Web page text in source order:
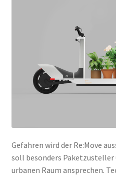
Gefahren wird der Re:Move
soll besonders
urbanen Raum ansprechen.